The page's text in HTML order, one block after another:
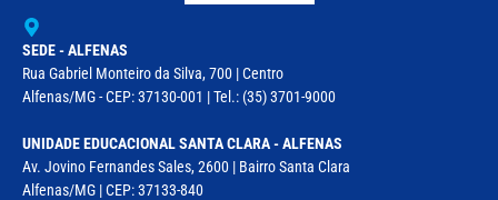
SEDE - ALFENAS
Rua Gabriel Monteiro da Silva, 700 | Centro
Alfenas/MG - CEP: 37130-001 | Tel.: (35) 3701-9000
UNIDADE EDUCACIONAL SANTA CLARA - ALFENAS
Av. Jovino Fernandes Sales, 2600 | Bairro Santa Clara
Alfenas/MG | CEP: 37133-840